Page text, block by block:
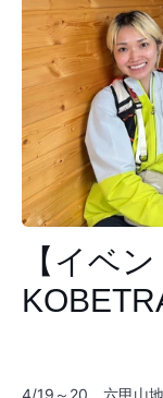
【イベ